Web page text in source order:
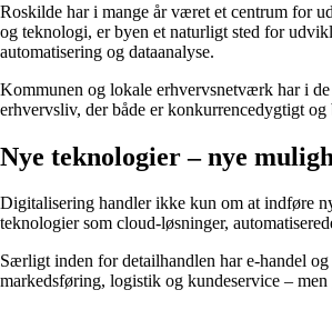
Roskilde har i mange år været et centrum for
og teknologi, er byen et naturligt sted for
automatisering og dataanalyse.
Kommunen og lokale erhvervsnetværk har i de
erhvervsliv, der både er konkurrencedygtigt
Nye teknologier – nye
Digitalisering handler ikke kun om at indføre
teknologier som cloud-løsninger,
Særligt inden for detailhandlen har e-handel
markedsføring, logistik og kundeservice –